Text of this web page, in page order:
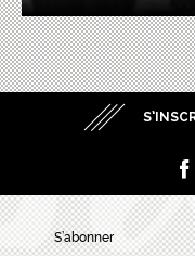
S’abonner